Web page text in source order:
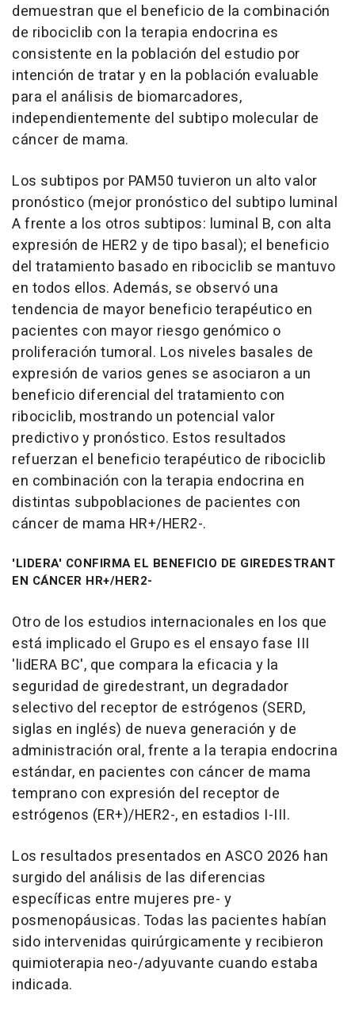
demuestran que el beneficio de la combinación
de ribociclib con la terapia endocrina es
consistente en la población del estudio por
intención de tratar y en la población evaluable
para el análisis de biomarcadores,
independientemente del subtipo molecular de
cáncer de mama.
Los subtipos por PAM50 tuvieron un alto valor
pronóstico (mejor pronóstico del subtipo luminal
A frente a los otros subtipos: luminal B, con alta
expresión de HER2 y de tipo basal); el beneficio
del tratamiento basado en ribociclib se mantuvo
en todos ellos. Además, se observó una
tendencia de mayor beneficio terapéutico en
pacientes con mayor riesgo genómico o
proliferación tumoral. Los niveles basales de
expresión de varios genes se asociaron a un
beneficio diferencial del tratamiento con
ribociclib, mostrando un potencial valor
predictivo y pronóstico. Estos resultados
refuerzan el beneficio terapéutico de ribociclib
en combinación con la terapia endocrina en
distintas subpoblaciones de pacientes con
cáncer de mama HR+/HER2-.
'LIDERA' CONFIRMA EL BENEFICIO DE GIREDESTRANT
EN CÁNCER HR+/HER2-
Otro de los estudios internacionales en los que
está implicado el Grupo es el ensayo fase III
'lidERA BC', que compara la eficacia y la
seguridad de giredestrant, un degradador
selectivo del receptor de estrógenos (SERD,
siglas en inglés) de nueva generación y de
administración oral, frente a la terapia endocrina
estándar, en pacientes con cáncer de mama
temprano con expresión del receptor de
estrógenos (ER+)/HER2-, en estadios I-III.
Los resultados presentados en ASCO 2026 han
surgido del análisis de las diferencias
específicas entre mujeres pre- y
posmenopáusicas. Todas las pacientes habían
sido intervenidas quirúrgicamente y recibieron
quimioterapia neo-/adyuvante cuando estaba
indicada.